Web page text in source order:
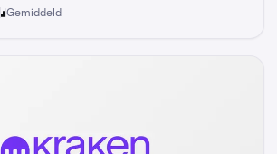
Gemiddeld